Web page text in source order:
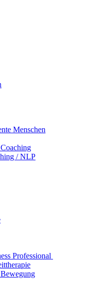
Menschen
/ NLP
Professional